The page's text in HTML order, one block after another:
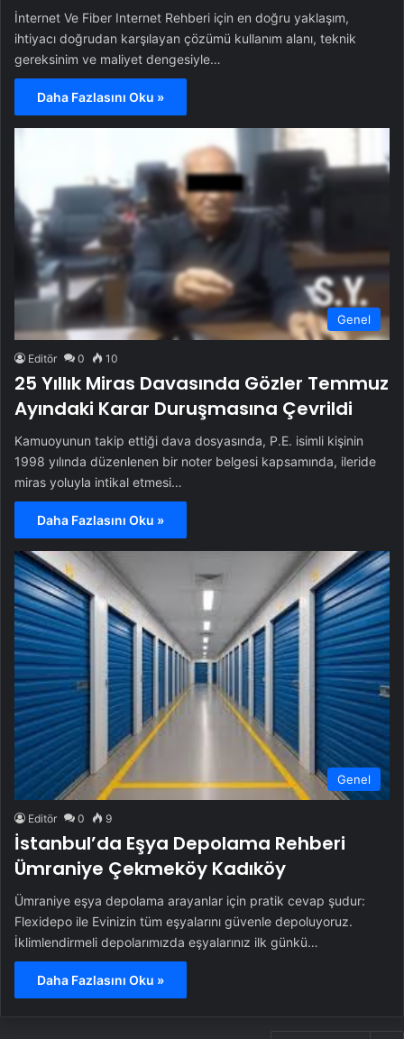
İnternet Ve Fiber Internet Rehberi için en doğru yaklaşım,
ihtiyacı doğrudan karşılayan çözümü kullanım alanı, teknik
gereksinim ve maliyet dengesiyle…
Daha Fazlasını Oku »
Genel
Editör 0 10
25 Yıllık Miras Davasında Gözler Temmuz
Ayındaki Karar Duruşmasına Çevrildi
Kamuoyunun takip ettiği dava dosyasında, P.E. isimli kişinin
1998 yılında düzenlenen bir noter belgesi kapsamında, ileride
miras yoluyla intikal etmesi…
Daha Fazlasını Oku »
Genel
Editör 0 9
İstanbul’da Eşya Depolama Rehberi
Ümraniye Çekmeköy Kadıköy
Ümraniye eşya depolama arayanlar için pratik cevap şudur:
Flexidepo ile Evinizin tüm eşyalarını güvenle depoluyoruz.
İklimlendirmeli depolarımızda eşyalarınız ilk günkü…
Daha Fazlasını Oku »